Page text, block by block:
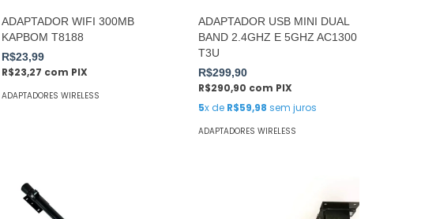
ADAPTADOR WIFI 300MB
KAPBOM T8188
R$23,99
R$23,27 com PIX
ADAPTADORES WIRELESS
ADAPTADOR USB MINI DUAL
BAND 2.4GHZ E 5GHZ AC1300
T3U
R$299,90
R$290,90 com PIX
5x de R$59,98 sem juros
ADAPTADORES WIRELESS